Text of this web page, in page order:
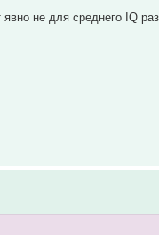
не для среднего IQ